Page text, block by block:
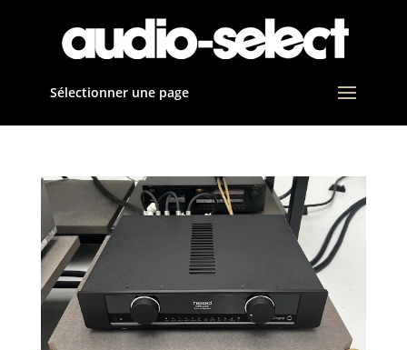
Sélectionner une page